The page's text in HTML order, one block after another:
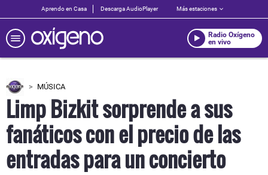
Aprendo en Casa Descarga AudioPlayer Más estaciones
Radio Oxígeno
en vivo
MÚSICA
Limp Bizkit sorprende a sus
fanáticos con el precio de las
entradas para un concierto